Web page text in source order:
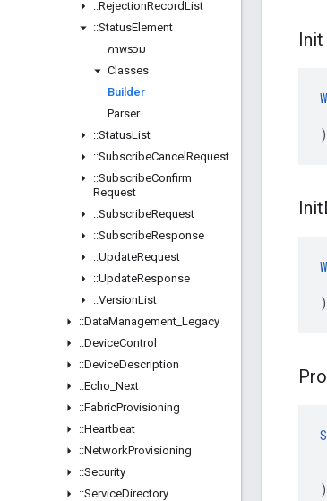
::RejectionRecordList
::StatusElement
ภาพรวม
Classes
Builder
Parser
::StatusList
::SubscribeCancel Request
::SubscribeConfirm
Request
::SubscribeRequest
::SubscribeResponse
::UpdateRequest
::UpdateResponse
::VersionList
::DataManagement Legacy
::DeviceControl
::DeviceDescription
::Echo Next
::FabricProvisioning
::Heartbeat
::NetworkProvisioning
::Security
::ServiceDirectory
Init
)
Init
)
)